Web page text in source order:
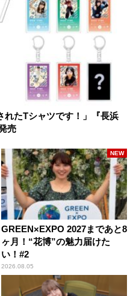
れたTシャツです！」『長浜
売
GREEN×EXPO 2027まであと8
ヶ月！“花博”の魅力届けた
い！#2
2026.08.05
NEW